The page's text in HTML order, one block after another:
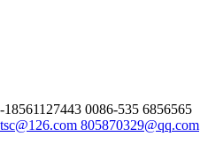
18561127443 0086-535 6856565
805870329@qq.com